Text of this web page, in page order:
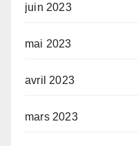
juin 2023
mai 2023
avril 2023
mars 2023